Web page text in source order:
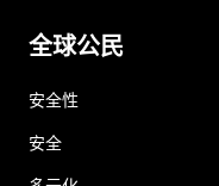
全球公民
安全性
安全